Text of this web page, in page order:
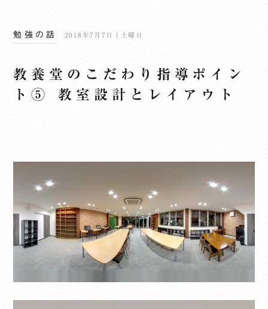
勉強の話 2018年7月7日｜土曜日
教養堂のこだわり指導ポイン
ト⑤ 教室設計とレイアウト